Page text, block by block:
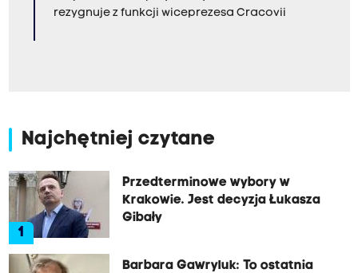
rezygnuje z funkcji wiceprezesa Cracovii
Najchętniej czytane
1
Przedterminowe wybory w
Krakowie. Jest decyzja Łukasza
Gibały
Barbara Gawryluk: To ostatnia